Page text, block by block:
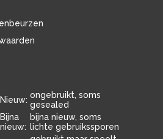
Nieuw: ongebruikt, soms
gesealed
Bijna
nieuw:
bijna nieuw, soms
lichte gebruikssporen